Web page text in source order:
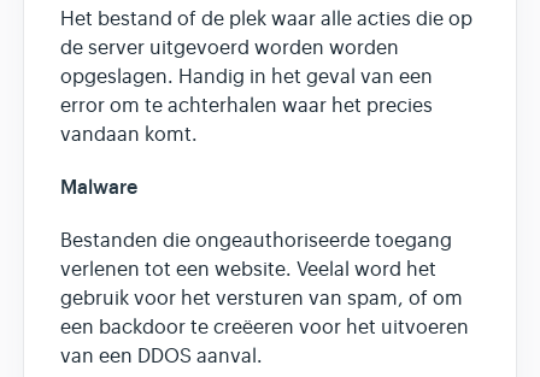
Het bestand of de plek waar alle acties die op
de server uitgevoerd worden worden
opgeslagen. Handig in het geval van een
error om te achterhalen waar het precies
vandaan komt.
Malware
Bestanden die ongeauthoriseerde toegang
verlenen tot een website. Veelal word het
gebruik voor het versturen van spam, of om
een backdoor te creëeren voor het uitvoeren
van een DDOS aanval.